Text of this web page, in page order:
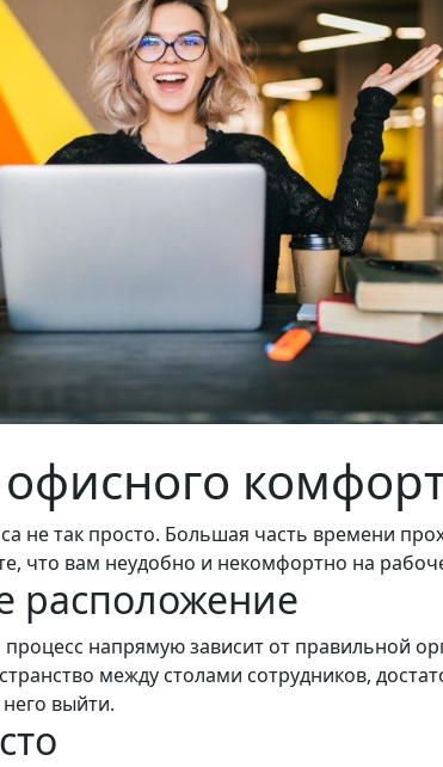
не так просто. Большая часть времени
что вам неудобно и некомфортно на
расположение
напрямую зависит от правильной
между столами сотрудников,
выйти.